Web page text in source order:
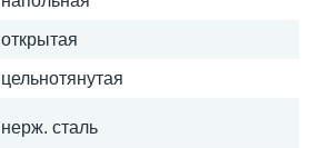
открытая
цельнотянутая
нерж. сталь